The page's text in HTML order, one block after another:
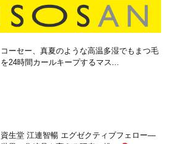
コーセー、真夏のような高温多湿でもまつ毛
を24時間カールキープするマス...
資生堂 江連智暢 エグゼクティブフェロー―